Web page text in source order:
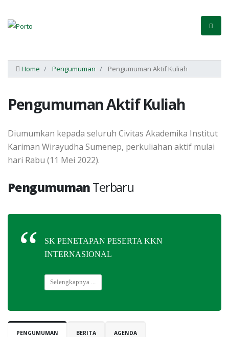
Home Pengumuman Pengumuman Aktif Kuliah
Pengumuman Aktif Kuliah
Diumumkan kepada seluruh Civitas Akademika Institut
Kariman Wirayudha Sumenep, perkuliahan aktif mulai
hari Rabu (11 Mei 2022).
PengumumanTerbaru
SK PENETAPAN PESERTA KKN
INTERNASIONAL
Selengkapnya ...
PENGUMUMAN BERITA AGENDA